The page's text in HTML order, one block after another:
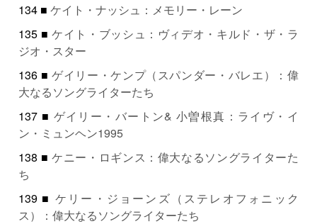
134 ■ケイト・ナッシュ：メモリー・レーン
135 ■ケイト・ブッシュ：ヴィデオ・キルド・ザ・ラ
ジオ・スター
136 ■ゲイリー・ケンプ（スパンダー・バレエ）：偉
大なるソングライターたち
137 ■ ゲイリー・バートン& 小曽根真：ライヴ・イ
ン・ミュンヘン1995
138 ■ケニー・ロギンス：偉大なるソングライターた
ち
139 ■ ケリー・ジョーンズ（ステレオフォニック
ス）：偉大なるソングライターたち